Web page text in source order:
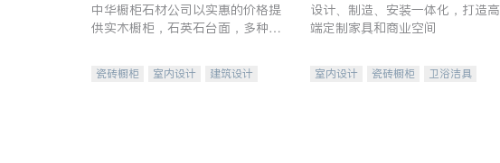
中华橱柜石材公司以实惠的价格提
供实木橱柜，石英石台面，多种优
机。品质厨房，家的选择。
瓷砖橱柜 室内设计
建筑设计
设计、制造、安装一体化，打造高
端定制家具和商业空间
室内设计 瓷砖橱柜
卫浴洁具